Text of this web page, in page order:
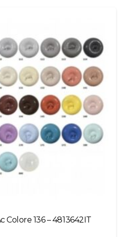
Colore 136 – 4813642IT